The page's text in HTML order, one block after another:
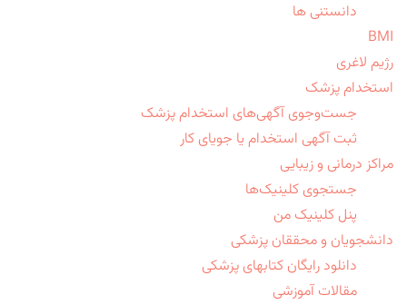
دانستنی ها
BMI
رژیم لاغری
استخدام پزشک
جست‌وجوی آگهی‌های استخدام پزشک
ثبت آگهی استخدام یا جویای کار
مراکز درمانی و زیبایی
جستجوی کلینیک‌ها
پنل کلینیک من
دانشجویان و محققان پزشکی
دانلود رایگان کتابهای پزشکی
مقالات آموزشی